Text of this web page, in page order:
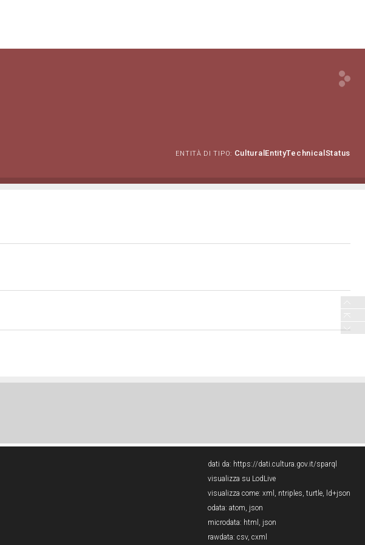
ENTITÀ DI TIPO: CulturalEntityTechnicalStatus
dati da: https://dati.cultura.gov.it/sparql
visualizza su LodLive
visualizza come: xml , ntriples, turtle, ld+json
odata: atom, json
microdata: html , json
rawdata: csv, cxml